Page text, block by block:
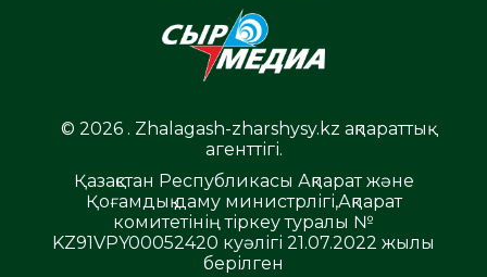
© 2026 . Zhalagash-zharshysy.kz ақпараттық
агенттігі.
Қазақстан Республикасы Ақпарат және
Қоғамдық даму министрлігі,Ақпарат
комитетінің тіркеу туралы №
KZ91VPY00052420 куәлігі 21.07.2022 жылы
берілген